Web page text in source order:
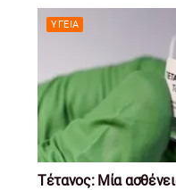
ΥΓΕΊΑ
Τέτανος: Μία